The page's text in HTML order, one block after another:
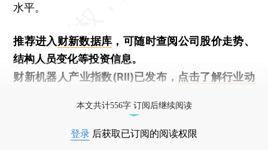
水平。
推荐进入财新数据库 ，可随时查阅公司股价走势、
结构人员变化等投资信息。
财新机器人产业指数(RII)已发布， 点击了解行业动
本文共计556字 订阅后继续阅读
登录 后获取已订阅的阅读权限